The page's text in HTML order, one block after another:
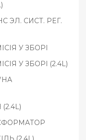
ЭЛ. СИСТ. РЕГ.
У ЗБОРІ
У ЗБОРІ (2.4L)